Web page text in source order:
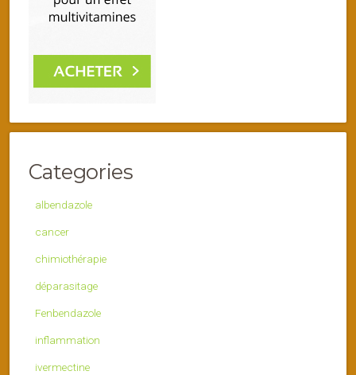
Categories
albendazole
cancer
chimiothérapie
déparasitage
Fenbendazole
inflammation
ivermectine